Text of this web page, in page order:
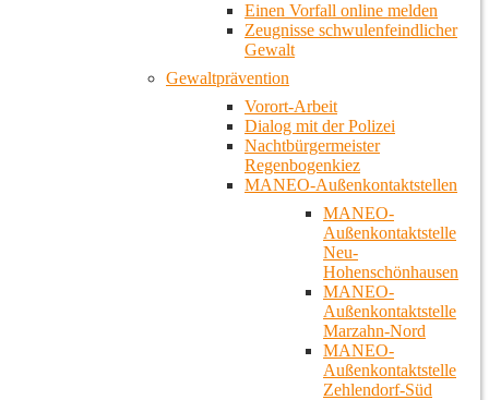
Einen Vorfall online melden
Zeugnisse schwulenfeindlicher
Gewalt
Gewaltprävention
Vorort-Arbeit
Dialog mit der Polizei
Nachtbürgermeister
Regenbogenkiez
MANEO-Außenkontaktstellen
MANEO-
Außenkontaktstelle
Neu-
Hohenschönhausen
MANEO-
Außenkontaktstelle
Marzahn-Nord
MANEO-
Außenkontaktstelle
Zehlendorf-Süd